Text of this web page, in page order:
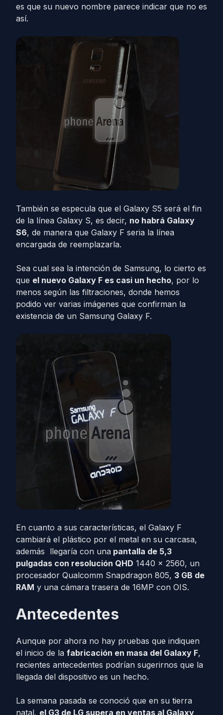
es que su nuevo nombre parece indicar que no es
así.
También se especula que el Galaxy S5 será el fin
de la línea Galaxy S, es decir, no habrá Galaxy
S6, de manera que Galaxy F seria la línea
encargada de reemplazarla.
Sea cual sea la intención de Samsung, lo cierto es
que el nuevo Galaxy F es casi un hecho, por lo
menos según las filtraciones, donde hemos
podido ver varias imágenes que confirman la
existencia de un Samsung Galaxy F.
En cuanto a sus características, el Galaxy F
cambiará el plástico por el metal en su carcasa,
además llegaría con una pantalla de 5,3
pulgadas con resolución QHD 1440 x 2560, un
procesador Qualcomm Snapdragon 805, 3 GB de
RAM y una cámara trasera de 16MP con OIS.
Antecedentes
Aunque por ahora no hay pruebas que indiquen
el inicio de la fabricación en masa del Galaxy F,
recientes antecedentes podrían sugerirnos que la
llegada del dispositivo es un hecho.
La semana pasada se conoció que en su tierra
natal, el G3 de LG supera en ventas al Galaxy